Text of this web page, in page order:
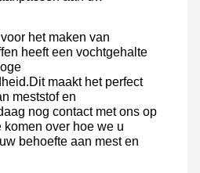
het maken van
heeft een vochtgehalte
maakt het perfect
meststof en
nog contact met ons op
komen over hoe we u
behoefte aan mest en